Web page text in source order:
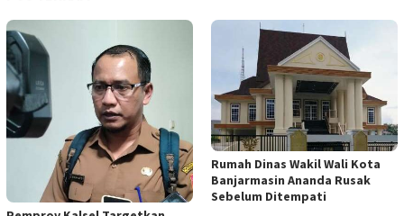
Rumah Dinas Wakil Wali Kota
Banjarmasin Ananda Rusak
Sebelum Ditempati